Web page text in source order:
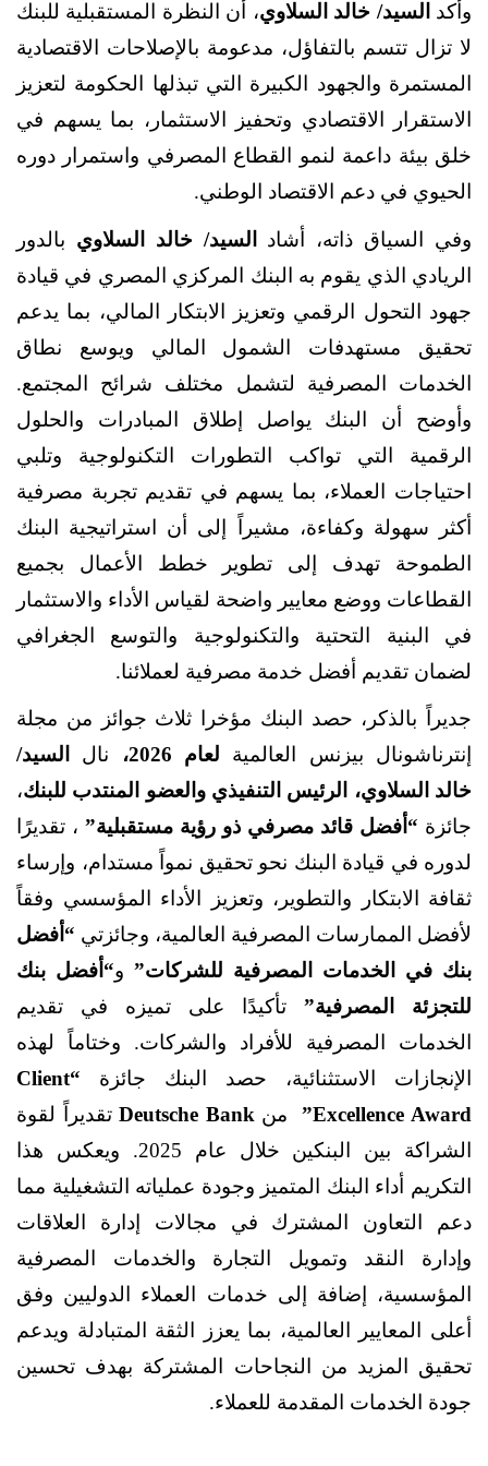
وأكد السيد/ خالد السلاوي، أن النظرة المستقبلية للبنك
لا تزال تتسم بالتفاؤل، مدعومة بالإصلاحات الاقتصادية
المستمرة والجهود الكبيرة التي تبذلها الحكومة لتعزيز
الاستقرار الاقتصادي وتحفيز الاستثمار، بما يسهم في
خلق بيئة داعمة لنمو القطاع المصرفي واستمرار دوره
الحيوي في دعم الاقتصاد الوطني.
وفي السياق ذاته، أشاد السيد/ خالد السلاوي بالدور
الريادي الذي يقوم به البنك المركزي المصري في قيادة
جهود التحول الرقمي وتعزيز الابتكار المالي، بما يدعم
تحقيق مستهدفات الشمول المالي ويوسع نطاق
الخدمات المصرفية لتشمل مختلف شرائح المجتمع.
وأوضح أن البنك يواصل إطلاق المبادرات والحلول
الرقمية التي تواكب التطورات التكنولوجية وتلبي
احتياجات العملاء، بما يسهم في تقديم تجربة مصرفية
أكثر سهولة وكفاءة، مشيراً إلى أن استراتيجية البنك
الطموحة تهدف إلى تطوير خطط الأعمال بجميع
القطاعات ووضع معايير واضحة لقياس الأداء والاستثمار
في البنية التحتية والتكنولوجية والتوسع الجغرافي
لضمان تقديم أفضل خدمة مصرفية لعملائنا.
جديراً بالذكر، حصد البنك مؤخرا ثلاث جوائز من مجلة
إنترناشونال بيزنس العالمية لعام 2026، نال
السيد/
خالد السلاوي، الرئيس التنفيذي والعضو المنتدب للبنك،
جائزة “أفضل قائد مصرفي ذو رؤية مستقبلية” ، تقديرًا
لدوره في قيادة البنك نحو تحقيق نمواً مستدام، وإرساء
ثقافة الابتكار والتطوير، وتعزيز الأداء المؤسسي وفقاً
لأفضل الممارسات المصرفية العالمية، وجائزتي “أفضل
بنك في الخدمات المصرفية للشركات” و“أفضل بنك
للتجزئة المصرفية” تأكيدًا على تميزه في تقديم
الخدمات المصرفية للأفراد والشركات. وختاماً لهذه
الإنجازات الاستثنائية، حصد البنك جائزة
“Client
Excellence Award” منDeutsche Bank تقديراً لقوة
الشراكة بين البنكين
خلال عام 2025. ويعكس هذا
التكريم أداء البنك المتميز وجودة عملياته التشغيلية مما
دعم التعاون المشترك في مجالات إدارة العلاقات
وإدارة النقد وتمويل التجارة والخدمات المصرفية
المؤسسية، إضافة إلى خدمات العملاء الدوليين وفق
أعلى المعايير العالمية، بما يعزز الثقة المتبادلة ويدعم
تحقيق المزيد من النجاحات المشتركة بهدف تحسين
جودة الخدمات المقدمة للعملاء.